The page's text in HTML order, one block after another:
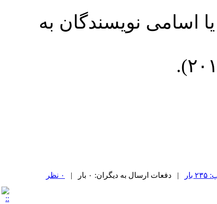
اسامی نویسندگان به
| دفعات ارسال به دیگران: ۰ بار | ۰ نظر